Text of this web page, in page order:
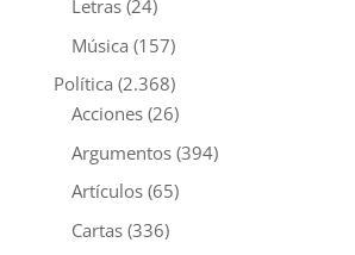
Letras(24)
Música (157)
Política (2.368)
Acciones(26)
Argumentos(394)
Artículos(65)
Cartas(336)